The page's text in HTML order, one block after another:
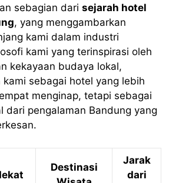
sebagian dari sejarah hotel
, yang menggambarkan
kami dalam industri
kami yang terinspirasi oleh
kekayaan budaya lokal,
kami sebagai hotel yang lebih
menginap, tetapi sebagai
dari pengalaman Bandung yang
Destinasi
Jarak
dari